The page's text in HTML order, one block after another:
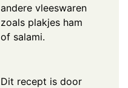
andere vleeswaren
zoals plakjes ham
of salami.
Dit recept is door